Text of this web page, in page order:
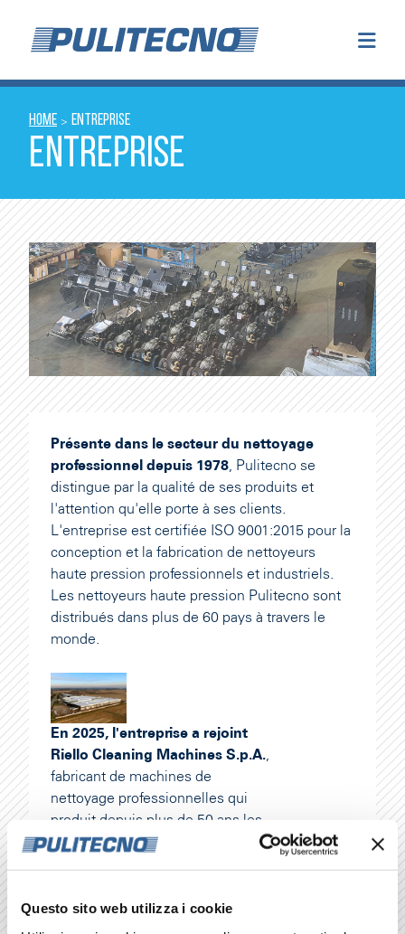
Questo sito web utilizza i cookie
HOME > ENTREPRISE
ENTREPRISE
Présente dans le secteur du nettoyage
professionnel depuis 1978, Pulitecno se
distingue par la qualité de ses produits et
l'attention qu'elle porte à ses clients.
L'entreprise est certifiée ISO 9001:2015 pour la
conception et la fabrication de nettoyeurs
haute pression professionnels et industriels.
Les nettoyeurs haute pression Pulitecno sont
distribués dans plus de 60 pays à travers le
monde.
En 2025, l'entreprise a rejoint
Riello Cleaning Machines S.p.A.,
fabricant de machines de
nettoyage professionnelles qui
produit depuis plus de 50 ans les
marques renommées Ghibli et
qui garantit solidité, fiabilité et
innovation, permettant ainsi à